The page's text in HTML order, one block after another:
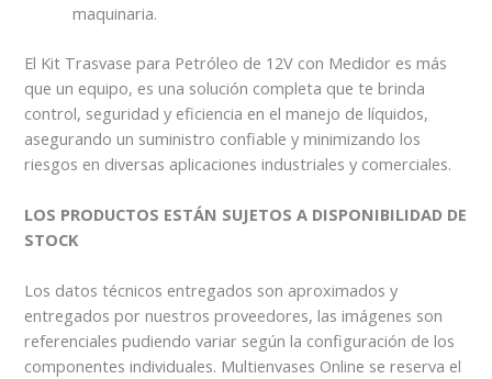
maquinaria.
El Kit Trasvase para Petróleo de 12V con Medidor es más
que un equipo, es una solución completa que te brinda
control, seguridad y eficiencia en el manejo de líquidos,
asegurando un suministro confiable y minimizando los
riesgos en diversas aplicaciones industriales y comerciales.
LOS PRODUCTOS ESTÁN SUJETOS A DISPONIBILIDAD DE
STOCK
Los datos técnicos entregados son aproximados y
entregados por nuestros proveedores, las imágenes son
referenciales pudiendo variar según la configuración de los
componentes individuales. Multienvases Online se reserva el